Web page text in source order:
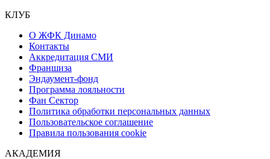
КЛУБ
О ЖФК Динамо
Контакты
Аккредитация СМИ
Франшиза
Эндаумент-фонд
Программа лояльности
Фан Сектор
Политика обработки персональных данных
Пользовательское соглашение
Правила пользования cookie
АКАДЕМИЯ